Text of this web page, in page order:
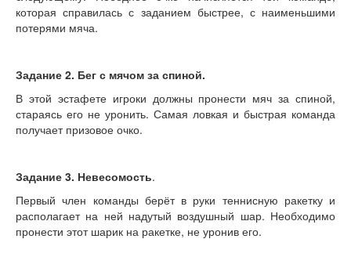
которая справилась с заданием быстрее, с наименьшими
потерями мяча.
Задание 2. Бег с мячом за спиной.
В этой эстафете игроки должны пронести мяч за спиной,
стараясь его не уронить. Самая ловкая и быстрая команда
получает призовое очко.
Задание 3. Невесомость.
Первый член команды берёт в руки теннисную ракетку и
располагает на ней надутый воздушный шар. Необходимо
пронести этот шарик на ракетке, не уронив его.